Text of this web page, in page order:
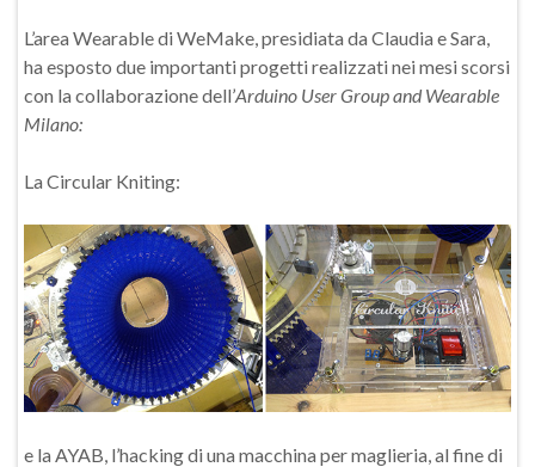
L’area Wearable di WeMake, presidiata da Claudia e Sara,
ha esposto due importanti progetti realizzati nei mesi scorsi
con la collaborazione dell’Arduino User Group and Wearable
Milano:
La Circular Kniting:
e la AYAB, l’hacking di una macchina per maglieria, al fine di